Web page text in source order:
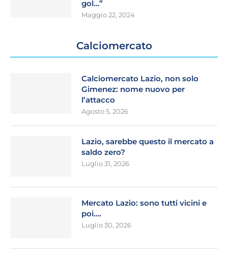
gol…”
Maggio 22, 2024
Calciomercato
Calciomercato Lazio, non solo
Gimenez: nome nuovo per
l’attacco
Agosto 5, 2026
Lazio, sarebbe questo il mercato a
saldo zero?
Luglio 31, 2026
Mercato Lazio: sono tutti vicini e
poi….
Luglio 30, 2026